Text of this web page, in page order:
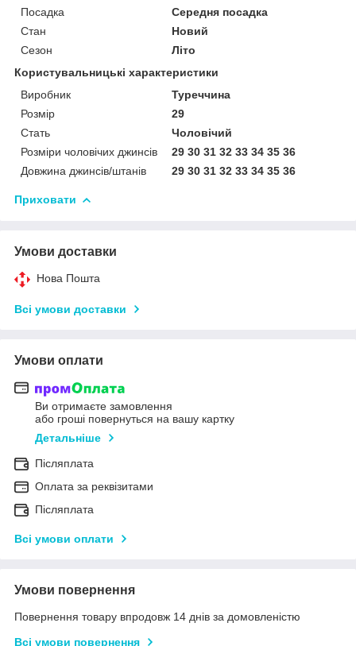
Посадка
Середня посадка
Стан
Новий
Сезон
Літо
Користувальницькі характеристики
Виробник
Туреччина
Розмір
29
Стать
Чоловічий
Розміри чоловічих джинсів
29 30 31 32 33 34 35 36
Довжина джинсів/штанів
29 30 31 32 33 34 35 36
Приховати
Умови доставки
Нова Пошта
Всі умови доставки
Умови оплати
Ви отримаєте замовлення
або гроші повернуться на вашу картку
Детальніше
Післяплата
Оплата за реквізитами
Післяплата
Всі умови оплати
Умови повернення
Повернення товару впродовж 14 днів за домовленістю
Всі умови повернення